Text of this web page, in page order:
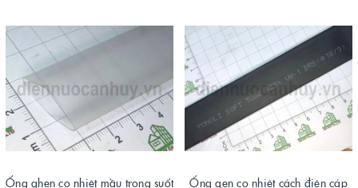
Ống ghen co nhiệt mầu trong suốt
Ống gen co nhiệt cách điện cáp